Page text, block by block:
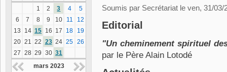
Soumis par Secrétariat le ven, 31/03/
Editorial
"Un cheminement spirituel
par le Père Alain Lotodé
1
2 3 4
5
6
7 8 9 10 11
12
13
14 15 16 17 18
19
20 21 22 23 24 25 26
27 28 29 30 31
mars 2023